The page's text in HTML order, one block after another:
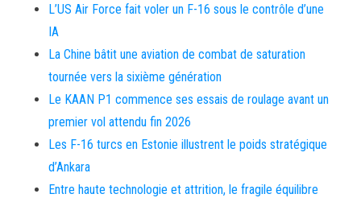
L’US Air Force fait voler un F-16 sous le contrôle d’une
IA
La Chine bâtit une aviation de combat de saturation
tournée vers la sixième génération
Le KAAN P1 commence ses essais de roulage avant un
premier vol attendu fin 2026
Les F-16 turcs en Estonie illustrent le poids stratégique
d’Ankara
Entre haute technologie et attrition, le fragile équilibre